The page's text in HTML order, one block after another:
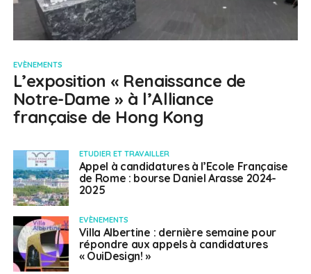
EVÈNEMENTS
L’exposition « Renaissance de
Notre-Dame » à l’Alliance
française de Hong Kong
ETUDIER ET TRAVAILLER
Appel à candidatures à l’Ecole Française
de Rome : bourse Daniel Arasse 2024-
2025
EVÈNEMENTS
Villa Albertine : dernière semaine pour
répondre aux appels à candidatures
« OuiDesign! »